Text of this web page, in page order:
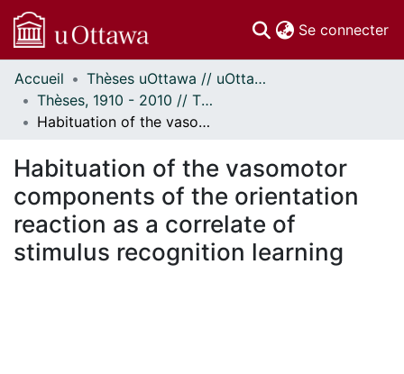
Se connecter
Communautés
et collections
Parcourir
À propos
Accueil
Thèses uOttawa // uOttawa Theses
Thèses, 1910 - 2010 // Theses, 1910 - 2010
Habituation of the vasomotor components of the orientation reaction as a correlate of stimulus recognition learning
Habituation of the vasomotor
components of the orientation
reaction as a correlate of
stimulus recognition learning